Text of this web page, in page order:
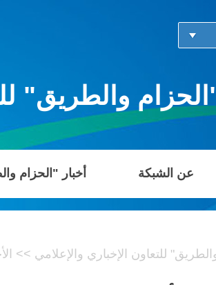
والطريق"
عن الشبكة أخبار "الحزام
للتعاون الإخباري والإعلامي >>